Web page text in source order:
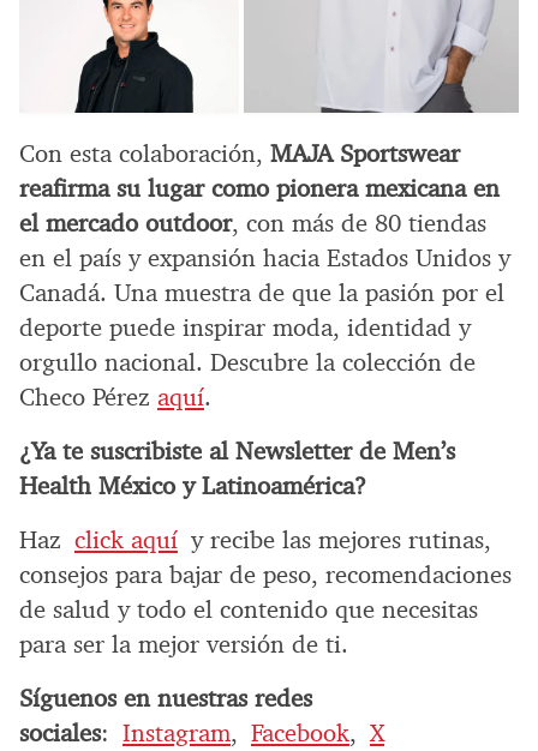
Con esta colaboración, MAJA Sportswear
reafirma su lugar como pionera mexicana en
el mercado outdoor, con más de 80 tiendas
en el país y expansión hacia Estados Unidos y
Canadá. Una muestra de que la pasión por el
deporte puede inspirar moda, identidad y
orgullo nacional. Descubre la colección de
Checo Pérez aquí.
¿Ya te suscribiste al Newsletter de Men’s
Health México y Latinoamérica?
Haz click aquí y recibe las mejores rutinas,
consejos para bajar de peso, recomendaciones
de salud y todo el contenido que necesitas
para ser la mejor versión de ti.
Síguenos en nuestras redes
sociales: Instagram, Facebook,X